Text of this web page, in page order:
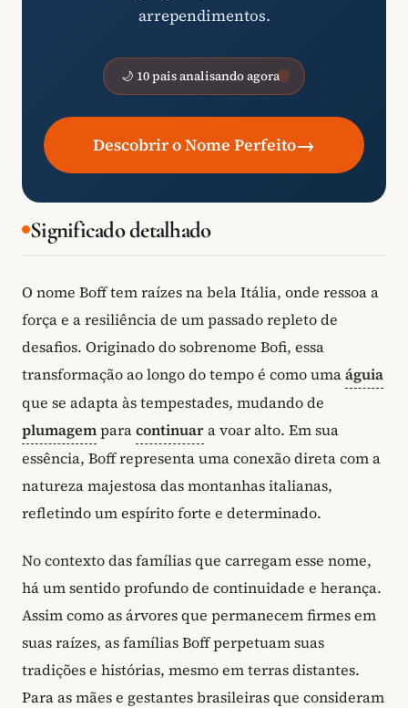
arrependimentos.
🌙 10 pais analisando agora
Descobrir o Nome Perfeito→
Significado detalhado
O nome Boff tem raízes na bela Itália, onde ressoa a
força e a resiliência de um passado repleto de
desafios. Originado do sobrenome Bofi, essa
transformação ao longo do tempo é como umaáguia
que se adapta às tempestades, mudando de
plumagemparacontinuara voar alto. Em sua
essência, Boff representa uma conexão direta com a
natureza majestosa das montanhas italianas,
refletindo um espírito forte e determinado.
No contexto das famílias que carregam esse nome,
há um sentido profundo de continuidade e herança.
Assim como as árvores que permanecem firmes em
suas raízes, as famílias Boff perpetuam suas
tradições e histórias, mesmo em terras distantes.
Para as mães e gestantes brasileiras que consideram